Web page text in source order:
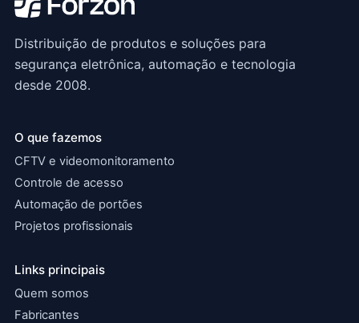
Distribuição de produtos e soluções para
segurança eletrônica, automação e tecnologia
desde 2008.
O que fazemos
CFTV e videomonitoramento
Controle de acesso
Automação de portões
Projetos profissionais
Links principais
Quem somos
Fabricantes